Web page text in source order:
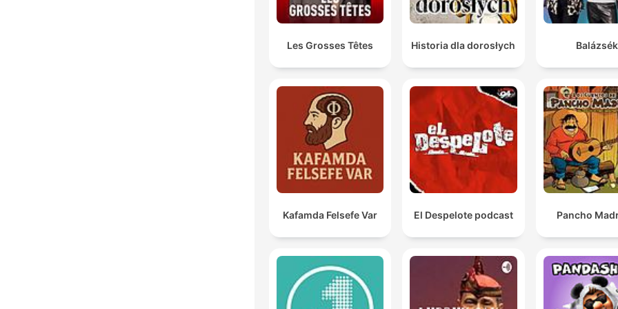
Les Grosses Têtes Historia dla dorosłych Balázsék
Kafamda Felsefe Var El Despelote podcast Pancho